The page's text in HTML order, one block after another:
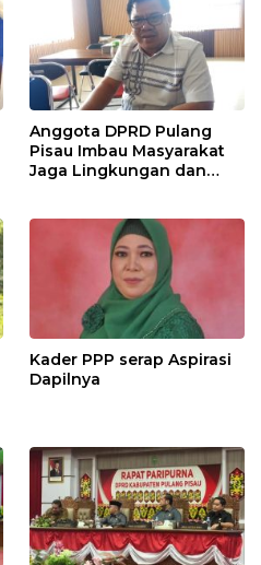
Anggota DPRD Pulang
Pisau Imbau Masyarakat
Jaga Lingkungan dan
Kader PPP serap Aspirasi
Dapilnya